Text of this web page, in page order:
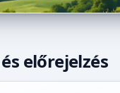
előrejelzés